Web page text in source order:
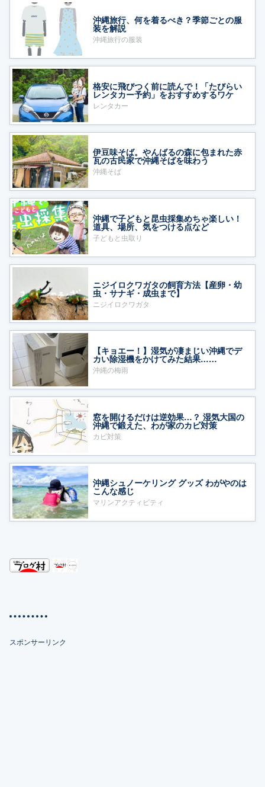
沖縄旅行、何を着るべき？季節ごとの服
装を解説
沖縄旅行の服装
格安に飛びつく前に読んで！「たびらい
レンタカー予約」をおすすめするワケ
レンタカー
伊豆味そば。やんばるの森に包まれた赤
瓦の古民家で沖縄そばを味わう
沖縄そば
沖縄で子どもと昆虫採集めちゃ楽しい！
道具、場所、気をつける点など
子どもと虫取り
ニジイロクワガタの飼育方法【産卵・幼
虫・サナギ・成虫まで】
ニジイロクワガタ
【キョエー！】湿気が凄まじい沖縄でデ
カい除湿機をかけてみた結果……
沖縄の梅雨
窓を開けるだけは逆効果…？ 湿気大国の
沖縄で鍛えた、わが家のカビ対策
カビ対策
沖縄シュノーケリング グッズ わがやのは
こんな感じ
マリンアクティビティ
スポンサーリンク